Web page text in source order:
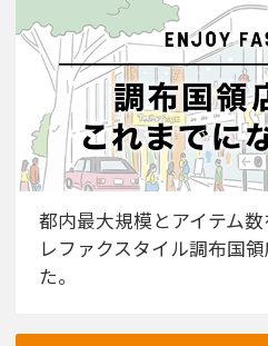
都内最大規模とアイテム
レファクスタイル調布国
た。